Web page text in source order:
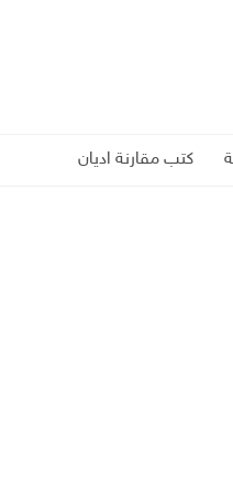
كتب مقارنة اديان